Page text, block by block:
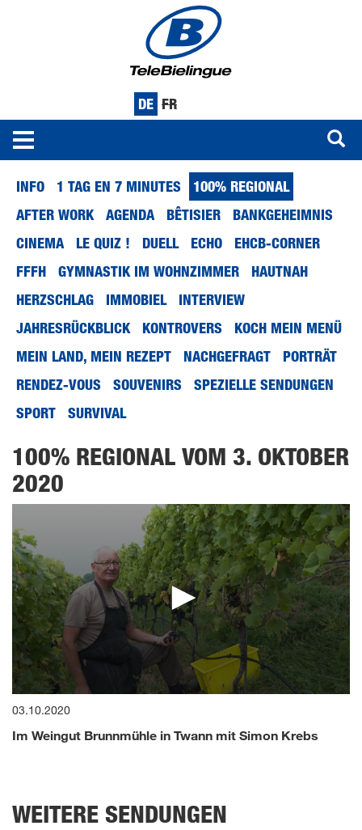
DE FR
INFO 1 TAG EN 7 MINUTES
100% REGIONAL
AFTER WORK
AGENDA BÊTISIER
BANKGEHEIMNIS
CINEMA
LE QUIZ ! DUELL ECHO
EHCB-CORNER
FFFH
GYMNASTIK IM WOHNZIMMER
HAUTNAH
HERZSCHLAG
IMMOBIEL
INTERVIEW
JAHRESRÜCKBLICK
KONTROVERS
KOCH MEIN MENÜ
MEIN LAND, MEIN REZEPT
NACHGEFRAGT
PORTRÄT
RENDEZ-VOUS
SOUVENIRS
SPEZIELLE SENDUNGEN
SPORT
SURVIVAL
100% REGIONAL VOM 3. OKTOBER
2020
seconds
0
03.10.2020
Im Weingut Brunnmühle in Twann mit Simon Krebs
WEITERE SENDUNGEN